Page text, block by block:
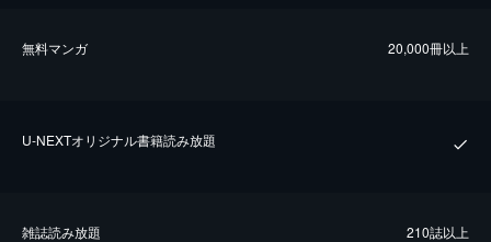
無料マンガ 20,000冊以上
U-NEXTオリジナル書籍読み放題
雑誌読み放題 210誌以上